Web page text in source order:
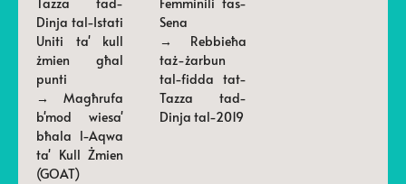
Tazza tad-
Dinja tal-Istati
Uniti ta' kull
żmien għal
punti
→ Magħrufa
b'mod wiesa'
bħala l-Aqwa
ta' Kull Żmien
(GOAT)
Femminili tas-
Sena
→ Rebbieħa
taż-żarbun
tal-fidda tat-
Tazza tad-
Dinja tal-2019